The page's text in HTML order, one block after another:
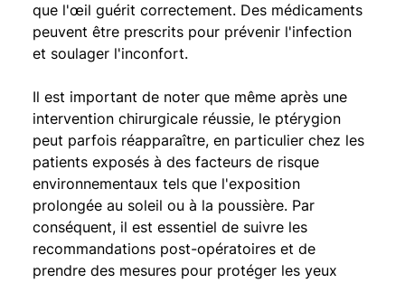
que l'œil guérit correctement. Des médicaments
peuvent être prescrits pour prévenir l'infection
et soulager l'inconfort.
Il est important de noter que même après une
intervention chirurgicale réussie, le ptérygion
peut parfois réapparaître, en particulier chez les
patients exposés à des facteurs de risque
environnementaux tels que l'exposition
prolongée au soleil ou à la poussière. Par
conséquent, il est essentiel de suivre les
recommandations post-opératoires et de
prendre des mesures pour protéger les yeux